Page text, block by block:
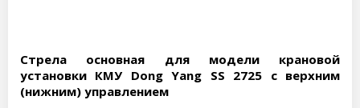
Стрела основная для модели крановой
установки КМУ Dong Yang SS 2725 с верхним
(нижним) управлением